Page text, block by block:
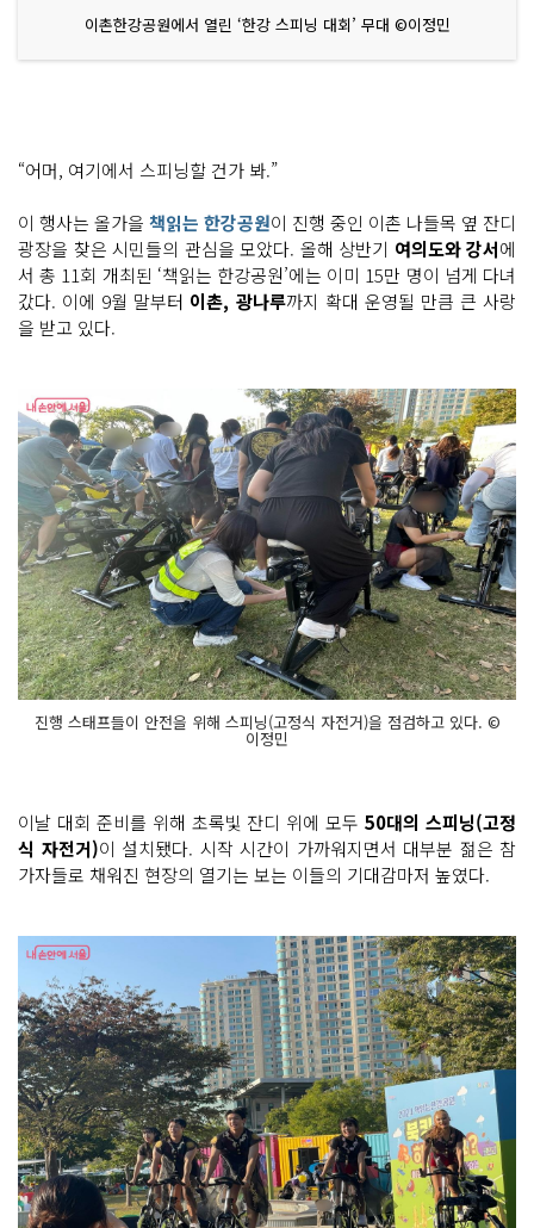
이촌한강공원에서 열린 ‘한강 스피닝 대회’ 무대 ©이정민
“어머, 여기에서 스피닝할 건가 봐.”
이 행사는 올가을 책읽는 한강공원이 진행 중인 이촌 나들목 옆 잔디
광장을 찾은 시민들의 관심을 모았다. 올해 상반기 여의도와 강서에
서 총 11회 개최된 ‘책읽는 한강공원’에는 이미 15만 명이 넘게 다녀
갔다. 이에 9월 말부터 이촌, 광나루까지 확대 운영될 만큼 큰 사랑
을 받고 있다.
진행 스태프들이 안전을 위해 스피닝(고정식 자전거)을 점검하고 있다. ©
이정민
이날 대회 준비를 위해 초록빛 잔디 위에 모두50대의 스피닝(고정
식 자전거)이 설치됐다. 시작 시간이 가까워지면서 대부분 젊은 참
가자들로 채워진 현장의 열기는 보는 이들의 기대감마저 높였다.